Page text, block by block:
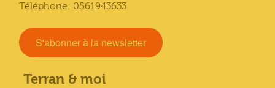
Téléphone: 0561943633
S'abonner à la newsletter
Terran & moi